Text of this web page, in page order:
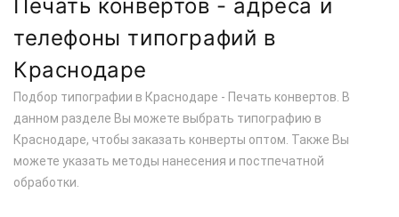
Печать конвертов - адреса и
телефоны типографий в
Краснодаре
Подбор типографии в Краснодаре - Печать конвертов. В
данном разделе Вы можете выбрать типографию в
Краснодаре, чтобы заказать конверты оптом. Также Вы
можете указать методы нанесения и постпечатной
обработки.